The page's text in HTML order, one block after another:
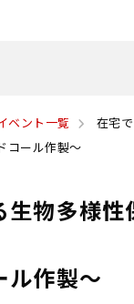
ベント一覧
在宅
コール作製～
生物多様性
ル作製～